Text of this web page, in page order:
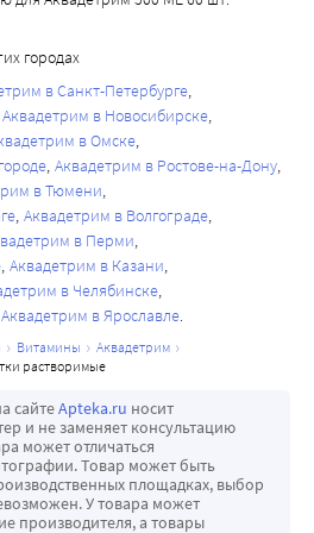
др. Низкие уровни витамина D
факторами
патологии, такими как
артериальная
с риском сердечно-
т. ч. инсультов.
моделях
что витамин D3 снижал
и улучшал когнитивную
исследованиях у
развития деменции и
на фоне низкого
диетарного потребления
болезнью Альцгеймера при
D.
городах
в Санкт-Петербурге
Аквадетрим в Новосибирске
в Омске
Аквадетрим в Ростове-на-Дону
в Тюмени
Аквадетрим в Волгограде
в Перми
Аквадетрим в Казани
в Челябинске
Аквадетрим в Ярославле
витамины
аквадетрим
растворимые
сайтеApteka.ru носит
и не заменяет консультацию
может отличаться
Товар может быть
площадках, выбор
У товара может
производителя, а товары